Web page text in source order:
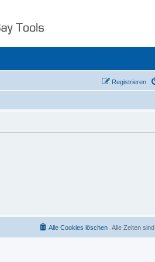
Registrieren
Alle Zeiten sind
Alle Cookies löschen